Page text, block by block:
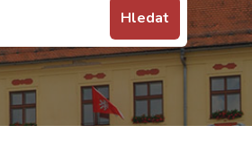
Hledat